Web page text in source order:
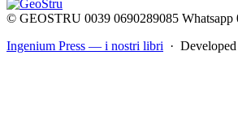
© GEOSTRU 0039 0690289085 Whatsapp
Ingenium Press — i nostri libri ·